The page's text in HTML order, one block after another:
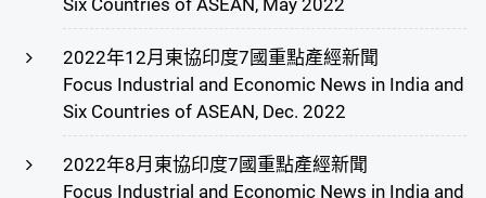
Six Countries of ASEAN, May 2022
2022年12月東協印度7國重點產經新聞
Focus Industrial and Economic News in India and
Six Countries of ASEAN, Dec. 2022
2022年8月東協印度7國重點產經新聞
Focus Industrial and Economic News in India and